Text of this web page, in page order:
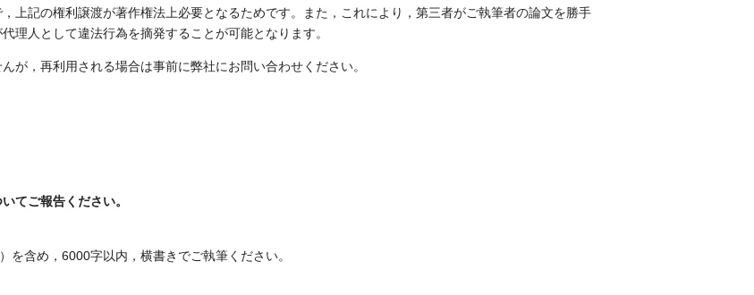
上記の権利譲渡が著作権法上必要となるためです。また，これにより，第三者がご執筆者の論文を勝手
理人として違法行為を摘発することが可能となります。
が，再利用される場合は事前に弊社にお問い合わせください。
てご報告ください。
含め，6000字以内，横書きでご執筆ください。